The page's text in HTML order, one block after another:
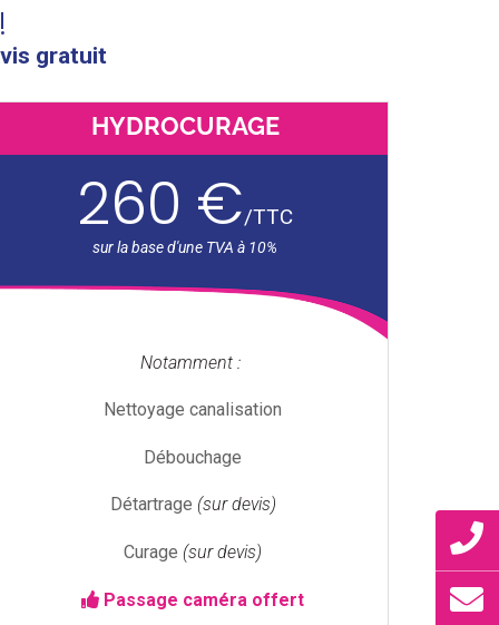
gratuit
HYDROCURAGE
260 €/TTC
Notamment :
Nettoyage canalisation
Débouchage
Détartrage (sur devis)
Curage (sur devis)
Passage caméra offert